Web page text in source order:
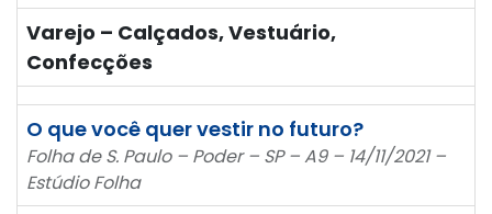
Varejo – Calçados, Vestuário,
Confecções
O que você quer vestir no futuro?
Folha de S. Paulo – Poder – SP – A9 – 14/11/2021 –
Estúdio Folha